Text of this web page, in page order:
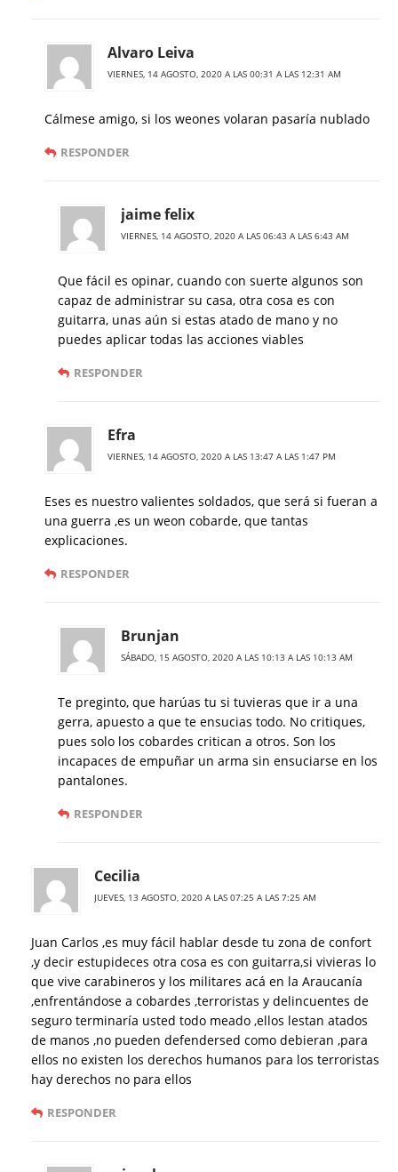
Alvaro Leiva
VIERNES, 14 AGOSTO, 2020 A LAS 00:31 A LAS 12:31 AM
Cálmese amigo, si los weones volaran pasaría nublado
RESPONDER
jaime felix
VIERNES, 14 AGOSTO, 2020 A LAS 06:43 A LAS 6:43 AM
Que fácil es opinar, cuando con suerte algunos son
capaz de administrar su casa, otra cosa es con
guitarra, unas aún si estas atado de mano y no
puedes aplicar todas las acciones viables
RESPONDER
Efra
VIERNES, 14 AGOSTO, 2020 A LAS 13:47 A LAS 1:47 PM
Eses es nuestro valientes soldados, que será si fueran a
una guerra ,es un weon cobarde, que tantas
explicaciones.
RESPONDER
Brunjan
SÁBADO, 15 AGOSTO, 2020 A LAS 10:13 A LAS 10:13 AM
Te preginto, que harúas tu si tuvieras que ir a una
gerra, apuesto a que te ensucias todo. No critiques,
pues solo los cobardes critican a otros. Son los
incapaces de empuñar un arma sin ensuciarse en los
pantalones.
RESPONDER
Cecilia
JUEVES, 13 AGOSTO, 2020 A LAS 07:25 A LAS 7:25 AM
Juan Carlos ,es muy fácil hablar desde tu zona de confort
,y decir estupideces otra cosa es con guitarra,si vivieras lo
que vive carabineros y los militares acá en la Araucanía
,enfrentándose a cobardes ,terroristas y delincuentes de
seguro terminaría usted todo meado ,ellos lestan atados
de manos ,no pueden defendersed como debieran ,para
ellos no existen los derechos humanos para los terroristas
hay derechos no para ellos
RESPONDER